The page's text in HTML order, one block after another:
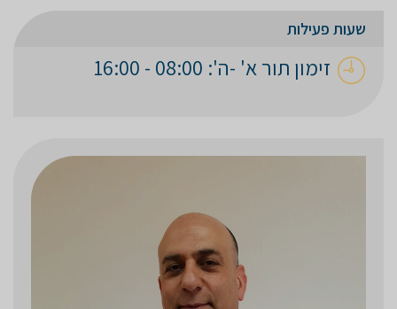
שעות פעילות
זימון תור א' -ה': 08:00 - 16:00